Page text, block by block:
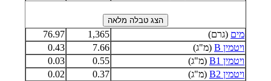
מים (גרם) 1,365
76.97
ויטמין B
(מ"ג) 7.66
0.43
ויטמין B1
(מ"ג) 0.55
0.03
ויטמין B2
(מ"ג) 0.37
0.02